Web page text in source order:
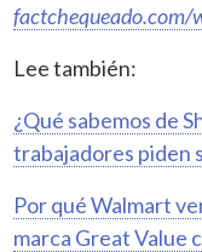
factchequeado.com/
Lee también:
¿Qué sabemos de
trabajadores piden
Por qué Walmart
marca Great Value